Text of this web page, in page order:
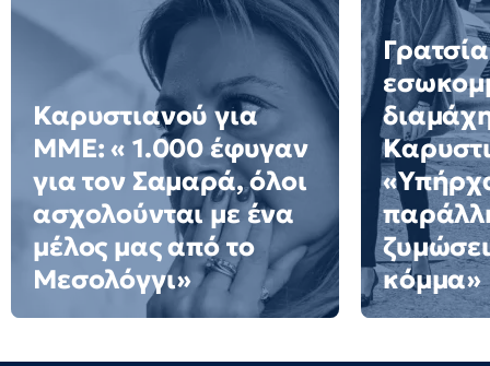
Καρυστιανού για
ΜΜΕ: « 1.000 έφυγαν
για τον Σαμαρά, όλοι
ασχολούνται με ένα
μέλος μας από το
Μεσολόγγι»
κόμμα»